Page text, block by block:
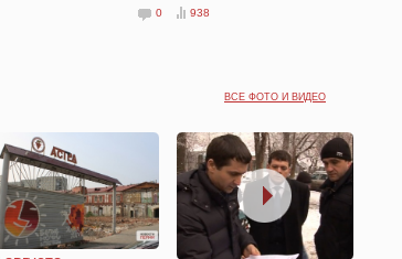
0 938
ВСЕ ФОТО И ВИДЕО